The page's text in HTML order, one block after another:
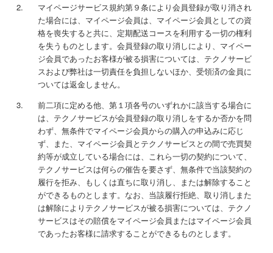
マイページサービス規約第９条により会員登録が取り消され
た場合には、マイページ会員は、マイページ会員としての資
格を喪失すると共に、定期配送コースを利用する一切の権利
を失うものとします。会員登録の取り消しにより、マイペー
ジ会員であったお客様が被る損害については、テクノサービ
スおよび弊社は一切責任を負担しないほか、受領済の金員に
ついては返金しません。
前二項に定める他、第１項各号のいずれかに該当する場合に
は、テクノサービスが会員登録の取り消しをするか否かを問
わず、無条件でマイページ会員からの購入の申込みに応じ
ず、また、マイページ会員とテクノサービスとの間で売買契
約等が成立している場合には、これら一切の契約について、
テクノサービスは何らの催告を要さず、無条件で当該契約の
履行を拒み、もしくは直ちに取り消し、または解除すること
ができるものとします。なお、当該履行拒絶、取り消しまた
は解除によりテクノサービスが被る損害については、テクノ
サービスはその賠償をマイページ会員またはマイページ会員
であったお客様に請求することができるものとします。